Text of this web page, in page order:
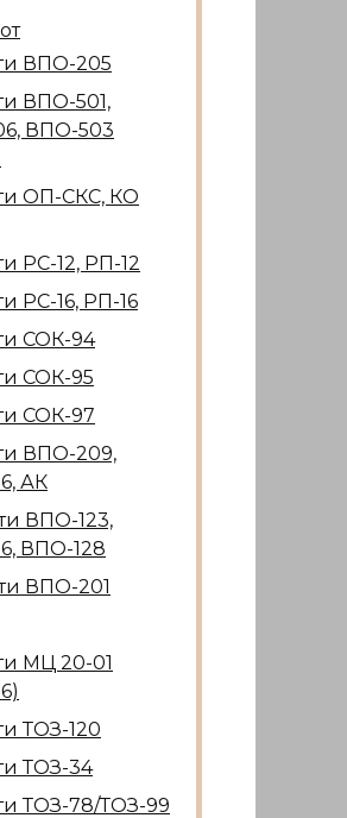
ВПО-205
ВПО-501,
ВПО-503
ОП-СКС, КО
РС-12, РП-12
РС-16, РП-16
СОК-94
СОК-95
СОК-97
ВПО-209,
АК
ВПО-123,
ВПО-128
ВПО-201
МЦ 20-01
ТОЗ-120
ТОЗ-34
ТОЗ-78/ТОЗ-99